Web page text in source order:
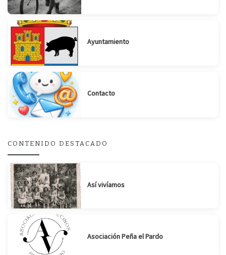
Ayuntamiento
Contacto
CONTENIDO DESTACADO
Así vivíamos
Asociación Peña el Pardo
Suscribirse